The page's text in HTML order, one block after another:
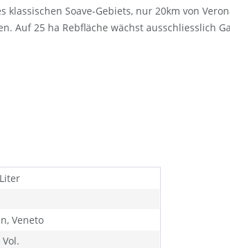
Soave-Gebiets, nur 20km von
Auf 25 ha Rebfläche wächst ausschliesslich
Veneto
Vol.